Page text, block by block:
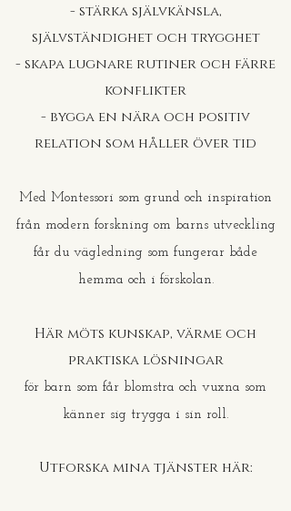
- stärka självkänsla,
självständighet och trygghet
- skapa lugnare rutiner och färre
konflikter
- bygga en nära och positiv
relation som håller över tid
Med Montessori som grund och inspiration
från modern forskning om barns utveckling
får du vägledning som fungerar både
hemma och i förskolan.
Här möts kunskap, värme och
praktiska lösningar
för barn som får blomstra och vuxna som
känner sig trygga i sin roll.
Utforska mina tjänster här: